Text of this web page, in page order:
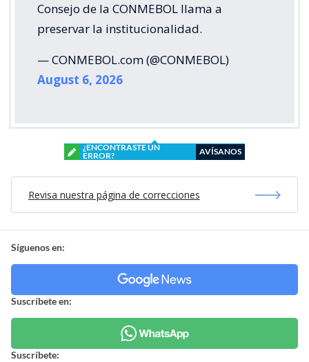
Consejo de la CONMEBOL llama a
preservar la institucionalidad.
— CONMEBOL.com (@CONMEBOL)
August 6, 2026
¿ENCONTRASTE UN
ERROR?
AVÍSANOS
Revisa nuestra página de correcciones
Síguenos en:
Suscríbete en:
Suscríbete: